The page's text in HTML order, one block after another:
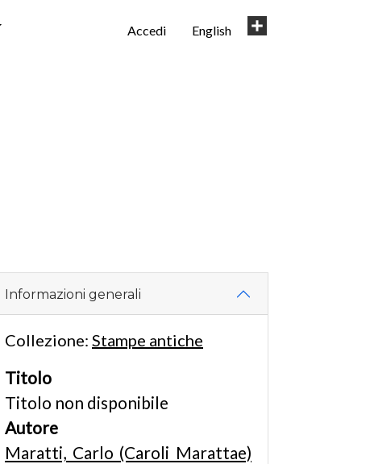
User
Accedi English
Informazioni generali
Collezione: Stampe antiche
Titolo
Titolo non disponibile
Autore
Maratti, Carlo (Caroli Marattae)